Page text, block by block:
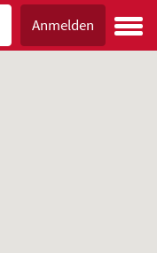
Anmelden